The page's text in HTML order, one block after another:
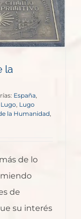
la
España,
Lugo, Lugo
la Humanidad,
de lo
de
su interés